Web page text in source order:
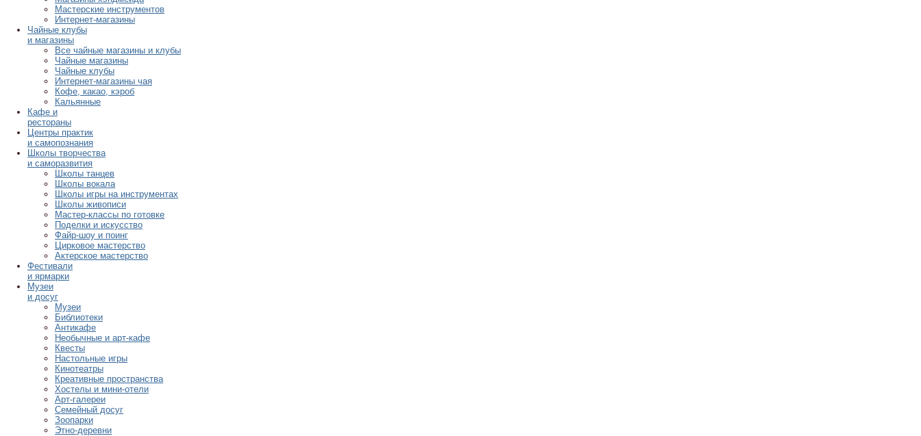
Мастерские инструментов
Интернет-магазины
Чайные клубы
и магазины
Все чайные магазины и клубы
Чайные магазины
Чайные клубы
Интернет-магазины чая
Кофе, какао, кэроб
Кальянные
Кафе и
рестораны
Центры практик
и самопознания
Школы творчества
и саморазвития
Школы танцев
Школы вокала
Школы игры на инструментах
Школы живописи
Мастер-классы по готовке
Поделки и искусство
Файр-шоу и поинг
Цирковое мастерство
Актерское мастерство
Фестивали
и ярмарки
Музеи
и досуг
Музеи
Библиотеки
Антикафе
Необычные и арт-кафе
Квесты
Настольные игры
Кинотеатры
Креативные пространства
Хостелы и мини-отели
Арт-галереи
Семейный досуг
Зоопарки
Этно-деревни